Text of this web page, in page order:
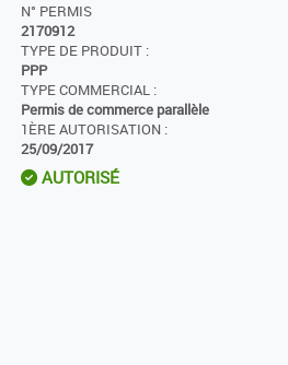
N° PERMIS
2170912
TYPE DE PRODUIT :
PPP
TYPE COMMERCIAL :
Permis de commerce parallèle
1ÈRE AUTORISATION :
25/09/2017
AUTORISÉ